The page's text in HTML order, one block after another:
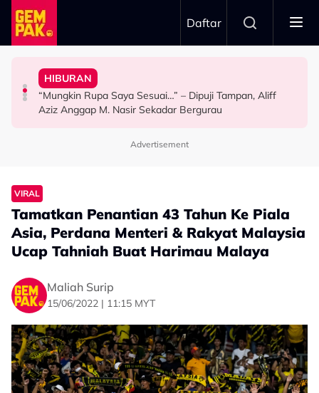
Skip to main content
Daftar
HIBURAN
The Tomei Girls: Satu Wanita, Pelbagai Ekspresi
HIBURAN
“Mungkin Rupa Saya Sesuai…” – Dipuji Tampan, Aliff
Aziz Anggap M. Nasir Sekadar Bergurau
HIBURAN
Iqbal Tolak Tawaran Gimik Bercinta Dengan Artis Cantik
& Popular - “Saya Tak Mahu Main Perasaan Orang
HIBURAN
Afiq Sky Hadiahkan Buah Tangan Buat Syafinaz
Selamat, Kenang Jasa Selamatkan Daripada
Advertisement
VIRAL
Tamatkan Penantian 43 Tahun Ke Piala
Asia, Perdana Menteri & Rakyat Malaysia
Ucap Tahniah Buat Harimau Malaya
Maliah Surip
15/06/2022 | 11:15 MYT